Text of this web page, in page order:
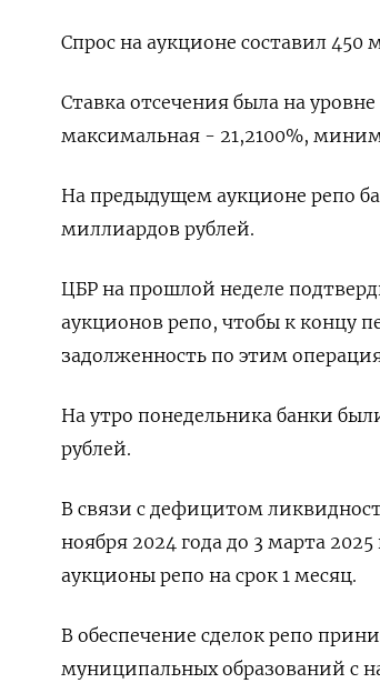
Спрос на аукционе составил 450
Ставка отсечения была на
максимальная - 21,2100%,
На предыдущем аукционе репо
миллиардов рублей.
ЦБР на прошлой неделе
аукционов репо, чтобы к концу
задолженность по этим
На утро понедельника банки
рублей.
В связи с дефицитом
ноября 2024 года до 3 марта
аукционы репо на срок 1 месяц.
В обеспечение сделок репо
муниципальных образований с